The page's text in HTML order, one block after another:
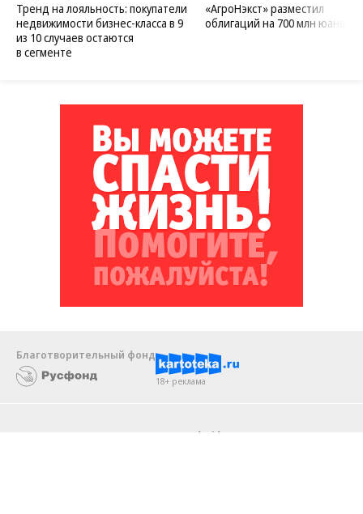
Тренд на лояльность: покупатели
недвижимости бизнес-класса в 9
из 10 случаев остаются
в сегменте
«АгроНэкст» разместил
облигаций на 700 млн юаней
Благотворительный фонд
18+ реклама
Android